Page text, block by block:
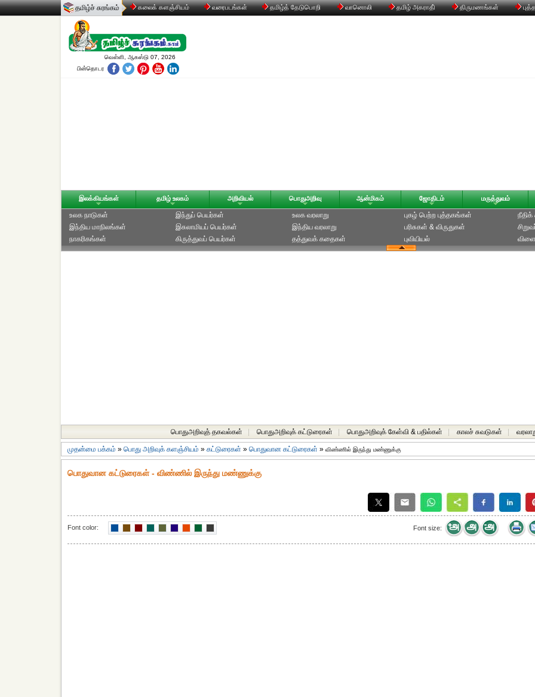
தமிழ்ச் சுரங்கம் கலைக் களஞ்சியம் வரைபடங்கள் தமிழ்த் தேடுபொறி வானொலி தமிழ் அகராதி் திருமணங்கள்
வெள்ளி, ஆகஸ்டு 07, 2026
பின்தொடர
இலக்கியங்கள் தமிழ் உலகம் அறிவியல் பொதுஅறிவு ஆன்மிகம் ஜோதிடம் மருத்துவம்
உலக நாடுகள்
இந்திய மாநிலங்கள்
நாகரிகங்கள்
இந்துப் பெயர்கள்
இசுலாமியப் பெயர்கள்
கிருத்துவப் பெயர்கள்
உலக வரலாறு
இந்திய வரலாறு
தத்துவக் கதைகள்
புகழ் பெற்ற புத்தகங்கள்
பரிசுகள் & விருதுகள்
புவியியல்
பொதுஅறிவுத் தகவல்கள் பொதுஅறிவுக் கட்டுரைகள் பொதுஅறிவுக் கேள்வி & பதில்கள் காலச் சுவடுகள்
முதன்மை பக்கம் » பொது அறிவுக் களஞ்சியம் » கட்டுரைகள் » பொதுவான கட்டுரைகள் » விண்ணில் இருந்து மண்ணுக்கு
பொதுவான கட்டுரைகள் - விண்ணில் இருந்து மண்ணுக்கு
Font color: Font size: